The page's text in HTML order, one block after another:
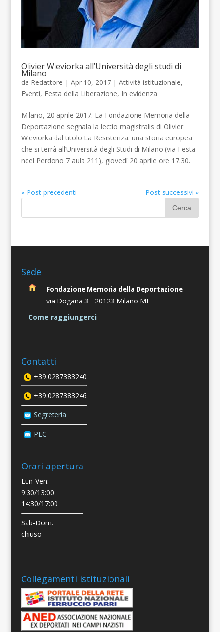
Olivier Wieviorka all’Università degli studi di
Milano
da Redattore | Apr 10, 2017 | Attività istituzionale,
Eventi, Festa della Liberazione, In evidenza
Milano, 20 aprile 2017. La Fondazione Memoria della
Deportazione segnala la lectio magistralis di Olivier
Wieviorka dal titolo La Resistenza: una storia europea
che si terrà all’Università degli Studi di Milano (via Festa
ndel Perdono 7 aula 211), giovedì 20 aprile ore 17.30.
« Post precedenti Post successivi »
Sede
Fondazione Memoria della Deportazione
via Dogana 3 - 20123 Milano MI
Come raggiungerci
Contatti
+39.0287383240
+39.0287383246
Segreteria
PEC
Orari apertura
Lun-Ven:
9:30/13:00
14:30/17:00
Sab-Dom:
chiuso
Collegamenti istituzionali